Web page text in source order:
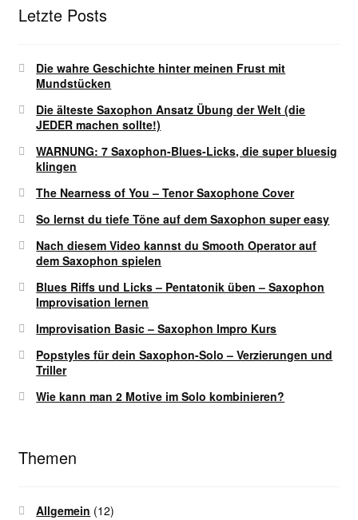
Letzte Posts
Die wahre Geschichte hinter meinen Frust mit
Mundstücken
Die älteste Saxophon Ansatz Übung der Welt (die
JEDER machen sollte!)
WARNUNG: 7 Saxophon-Blues-Licks, die super bluesig
klingen
The Nearness of You – Tenor Saxophone Cover
So lernst du tiefe Töne auf dem Saxophon super easy
Nach diesem Video kannst du Smooth Operator auf
dem Saxophon spielen
Blues Riffs und Licks – Pentatonik üben – Saxophon
Improvisation lernen
Improvisation Basic – Saxophon Impro Kurs
Popstyles für dein Saxophon-Solo – Verzierungen und
Triller
Wie kann man 2 Motive im Solo kombinieren?
Themen
Allgemein (12)